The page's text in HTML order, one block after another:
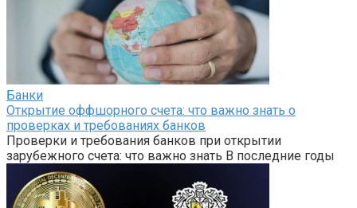
Банки
Открытие оффшорного счета: что важно знать о
проверках и требованиях банков
Проверки и требования банков при открытии
зарубежного счета: что важно знать В последние годы